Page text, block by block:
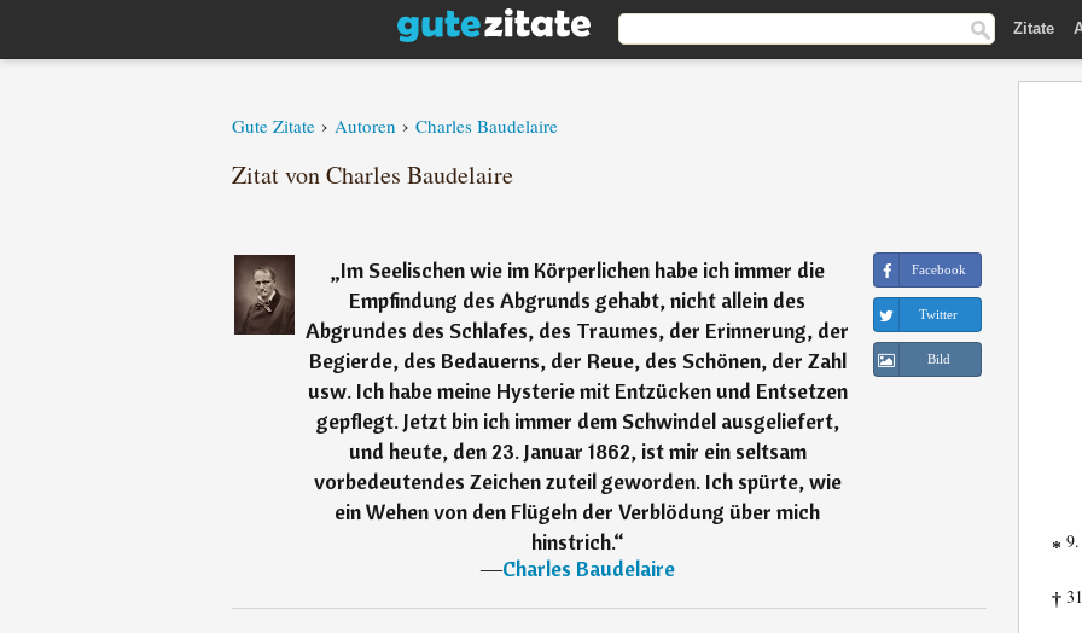
Zitate
Gute Zitate › Autoren › Charles Baudelaire
Zitat von Charles Baudelaire
„Im Seelischen wie im Körperlichen habe ich immer die
Empfindung des Abgrunds gehabt, nicht allein des
Abgrundes des Schlafes, des Traumes, der Erinnerung, der
Begierde, des Bedauerns, der Reue, des Schönen, der Zahl
usw. Ich habe meine Hysterie mit Entzücken und Entsetzen
gepflegt. Jetzt bin ich immer dem Schwindel ausgeliefert,
und heute, den 23. Januar 1862, ist mir ein seltsam
vorbedeutendes Zeichen zuteil geworden. Ich spürte, wie
ein Wehen von den Flügeln der Verblödung über mich
hinstrich.“
―Charles Baudelaire
Facebook
Twitter
Bild
*
†